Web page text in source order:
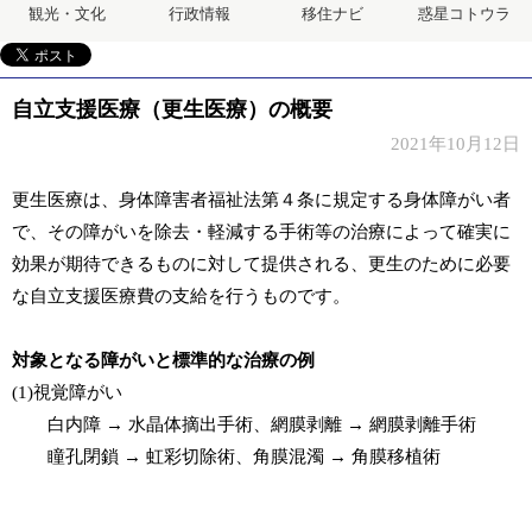
観光・文化 行政情報 移住ナビ 惑星コトウラ
自立支援医療（更生医療）の概要
2021年10月12日
更生医療は、身体障害者福祉法第４条に規定する身体障がい者
で、その障がいを除去・軽減する手術等の治療によって確実に
効果が期待できるものに対して提供される、更生のために必要
な自立支援医療費の支給を行うものです。
対象となる障がいと標準的な治療の例
(1)視覚障がい
白内障 → 水晶体摘出手術、網膜剥離 → 網膜剥離手術
瞳孔閉鎖 → 虹彩切除術、角膜混濁 → 角膜移植術